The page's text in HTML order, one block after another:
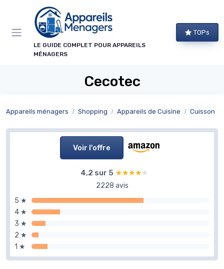
LE GUIDE COMPLET POUR APPAREILS
MÉNAGERS
TOPs
Cecotec
Appareils ménagers Shopping Appareils de Cuisine Cuisson
Voir l'offre
4,2 sur 5 ★★★★★
★★★★★
2228 avis
5 ★
4 ★
3 ★
2 ★
1 ★
Panneau de gestion des cookies